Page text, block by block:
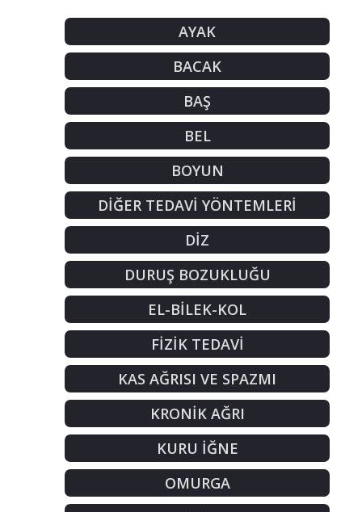
AYAK
BACAK
BAŞ
BEL
BOYUN
DİĞER TEDAVİ YÖNTEMLERİ
DİZ
DURUŞ BOZUKLUĞU
EL-BİLEK-KOL
FİZİK TEDAVİ
KAS AĞRISI VE SPAZMI
KRONİK AĞRI
KURU İĞNE
OMURGA